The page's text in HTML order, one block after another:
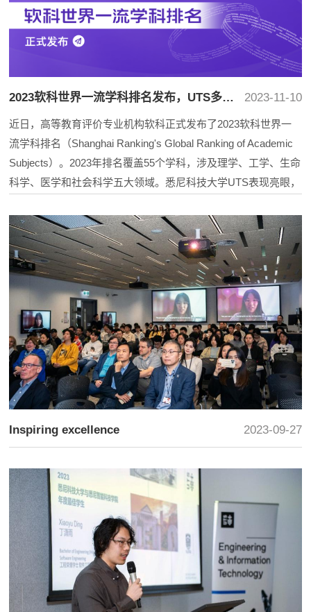
2023-11-10
2023软科世界一流学科排名发布，UTS多个学科位居全澳前列
近日，高等教育评价专业机构软科正式发布了2023软科世界一
流学科排名（Shanghai Ranking's Global Ranking of Academic
Subjects）。2023年排名覆盖55个学科，涉及理学、工学、生命
科学、医学和社会科学五大领域。悉尼科技大学UTS表现亮眼，
图片来源：软科官方微信
...
2023-09-27
Inspiring excellence